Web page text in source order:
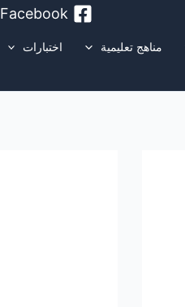
Facebook
مناهج تعليمية
اختبارات